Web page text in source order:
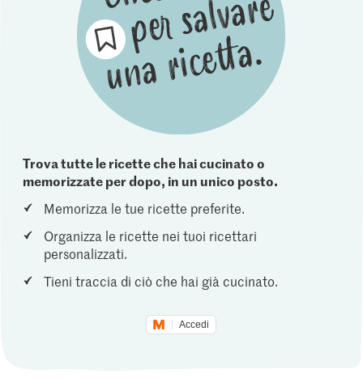
Trova tutte le ricette che hai cucinato o
memorizzate per dopo, in un unico posto.
Memorizza le tue ricette preferite.
Organizza le ricette nei tuoi ricettari
personalizzati.
Tieni traccia di ciò che hai già cucinato.
Accedi